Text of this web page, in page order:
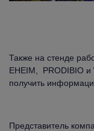
Также на стенде
EHEIM, PRODIBIO
получить
Представитель